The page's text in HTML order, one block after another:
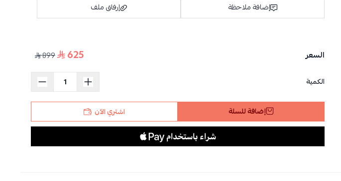
إضافة ملاحظة
إرفاق ملف
السعر 625
899
الكمية
إضافة للسلة اشتري الآن